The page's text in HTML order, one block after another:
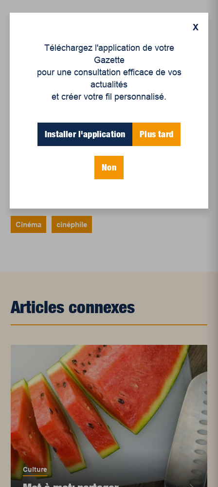
Un siècle de Mauriciennes dans la presse
régionale
Juillet 2026
en croissance
Et les politiques peinent à suivre
Le sommeil, nouveau défi de santé publique
Cinéma cinéphile
Articles connexes
Culture
X
Téléchargez l'application de votre
Gazette
pour une consultation efficace de vos
actualités
et créer votre fil personnalisé.
Installer l'application Plus tard
Non